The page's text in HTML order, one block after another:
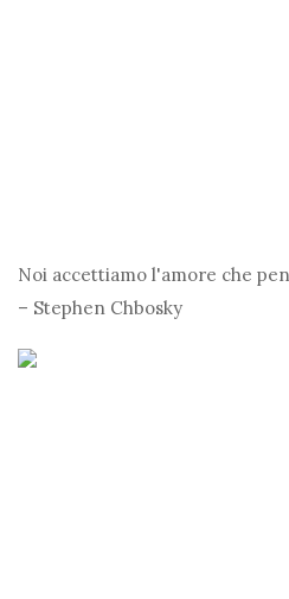
Noi accettiamo l'amore che
– Stephen Chbosky